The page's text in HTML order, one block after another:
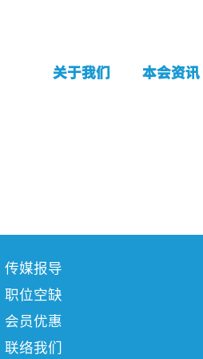
关于我们 本会资讯
传媒报导
职位空缺
会员优惠
联络我们